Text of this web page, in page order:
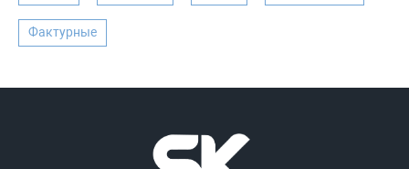
Фактурные